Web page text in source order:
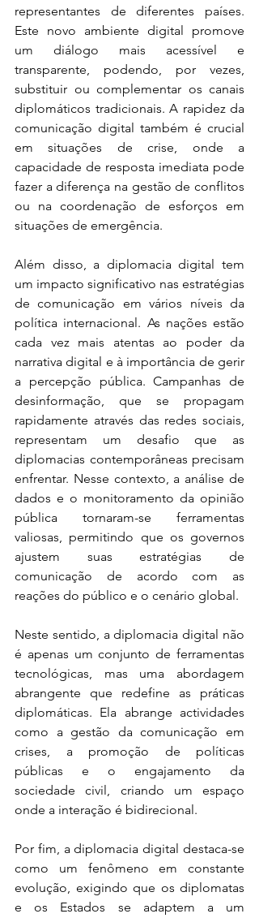
representantes de diferentes países.
Este novo ambiente digital promove
um diálogo mais acessível e
transparente, podendo, por vezes,
substituir ou complementar os canais
diplomáticos tradicionais. A rapidez da
comunicação digital também é crucial
em situações de crise, onde a
capacidade de resposta imediata pode
fazer a diferença na gestão de conflitos
ou na coordenação de esforços em
situações de emergência.
Além disso, a diplomacia digital tem
um impacto significativo nas estratégias
de comunicação em vários níveis da
política internacional. As nações estão
cada vez mais atentas ao poder da
narrativa digital e à importância de gerir
a percepção pública. Campanhas de
desinformação, que se propagam
rapidamente através das redes sociais,
representam um desafio que as
diplomacias contemporâneas precisam
enfrentar. Nesse contexto, a análise de
dados e o monitoramento da opinião
pública tornaram-se ferramentas
valiosas, permitindo que os governos
ajustem suas estratégias de
comunicação de acordo com as
reações do público e o cenário global.
Neste sentido, a diplomacia digital não
é apenas um conjunto de ferramentas
tecnológicas, mas uma abordagem
abrangente que redefine as práticas
diplomáticas. Ela abrange actividades
como a gestão da comunicação em
crises, a promoção de políticas
públicas e o engajamento da
sociedade civil, criando um espaço
onde a interação é bidirecional.
Por fim, a diplomacia digital destaca-se
como um fenômeno em constante
evolução, exigindo que os diplomatas
e os Estados se adaptem a um